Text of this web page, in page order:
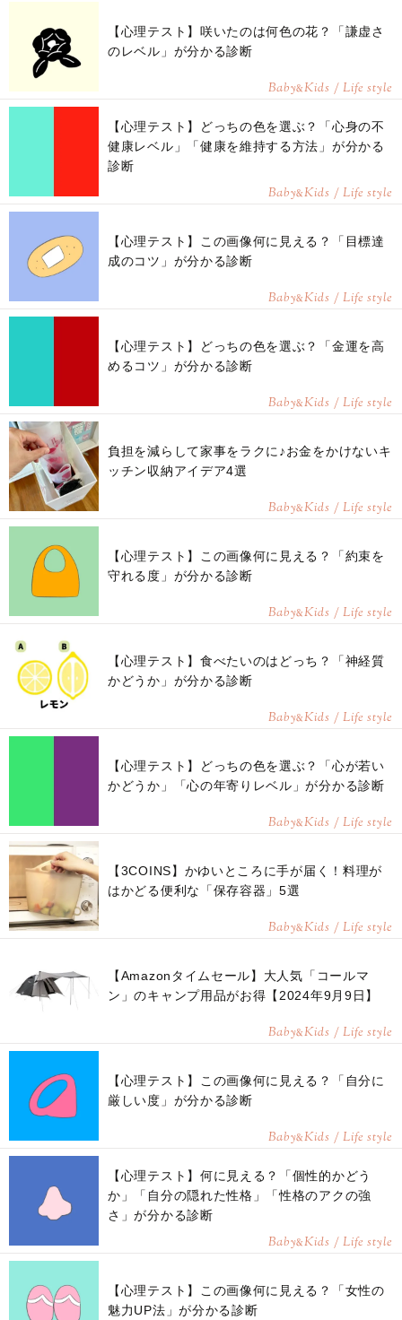
【心理テスト】咲いたのは何色の花？「謙虚さ
のレベル」が分かる診断
Baby&Kids / Life style
【心理テスト】どっちの色を選ぶ？「心身の不
健康レベル」「健康を維持する方法」が分かる
診断
Baby&Kids / Life style
【心理テスト】この画像何に見える？「目標達
成のコツ」が分かる診断
Baby&Kids / Life style
【心理テスト】どっちの色を選ぶ？「金運を高
めるコツ」が分かる診断
Baby&Kids / Life style
負担を減らして家事をラクに♪お金をかけないキ
ッチン収納アイデア4選
Baby&Kids / Life style
【心理テスト】この画像何に見える？「約束を
守れる度」が分かる診断
Baby&Kids / Life style
【心理テスト】食べたいのはどっち？「神経質
かどうか」が分かる診断
Baby&Kids / Life style
【心理テスト】どっちの色を選ぶ？「心が若い
かどうか」「心の年寄りレベル」が分かる診断
Baby&Kids / Life style
【3COINS】かゆいところに手が届く！料理が
はかどる便利な「保存容器」5選
Baby&Kids / Life style
【Amazonタイムセール】大人気「コールマ
ン」のキャンプ用品がお得【2024年9月9日】
Baby&Kids / Life style
【心理テスト】この画像何に見える？「自分に
厳しい度」が分かる診断
Baby&Kids / Life style
【心理テスト】何に見える？「個性的かどう
か」「自分の隠れた性格」「性格のアクの強
さ」が分かる診断
Baby&Kids / Life style
【心理テスト】この画像何に見える？「女性の
魅力UP法」が分かる診断